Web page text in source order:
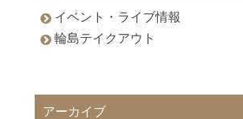
イベント・ライブ情報
輪島テイクアウト
アーカイブ